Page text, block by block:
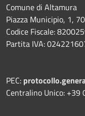
Comune di Altamura
Piazza Municipio, 1,
Codice Fiscale:
Partita IVA:
PEC:
Centralino Unico: +39